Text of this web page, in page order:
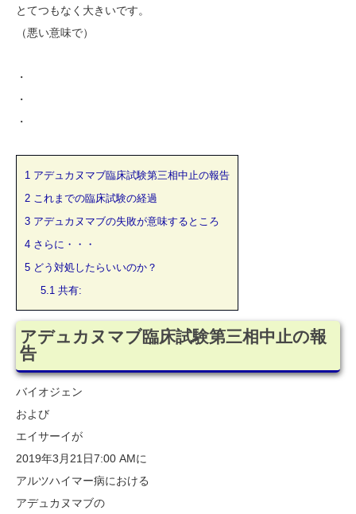
とてつもなく大きいです。
（悪い意味で）
・
・
・
1 アデュカヌマブ臨床試験第三相中止の報告
2 これまでの臨床試験の経過
3 アデュカヌマブの失敗が意味するところ
4 さらに・・・
5 どう対処したらいいのか？
5.1共有:
アデュカヌマブ臨床試験第三相中止の報
告
バイオジェン
および
エイサーイが
2019年3月21日7:00 AMに
アルツハイマー病における
アデュカヌマブの